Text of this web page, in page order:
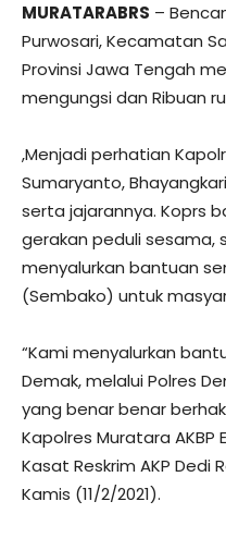
MURATARABRS –
Purwosari, Kecamatan
Provinsi Jawa Tengah
mengungsi dan Ribuan
,Menjadi perhatian
Sumaryanto,
serta jajarannya. Koprs
gerakan peduli sesama,
menyalurkan bantuan
(Sembako) untuk
“Kami menyalurkan
Demak, melalui Polres
yang benar benar
Kapolres Muratara
Kasat Reskrim AKP
Kamis (11/2/2021).